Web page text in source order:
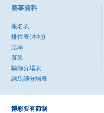
賽事資料
報名表
排位表(本地)
賠率
賽果
騎師分場表
練馬師分場表
博彩要有節制